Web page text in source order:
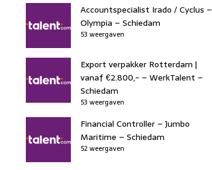
Accountspecialist Irado / Cyclus –
Olympia – Schiedam
53 weergaven
Export verpakker Rotterdam |
vanaf €2.800,- – WerkTalent –
Schiedam
53 weergaven
Financial Controller – Jumbo
Maritime – Schiedam
52 weergaven